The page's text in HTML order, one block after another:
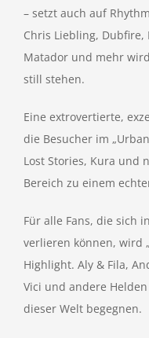
– setzt auch auf
Chris Liebling, Dubfire,
Matador und mehr
still stehen.
Eine extrovertierte,
die Besucher im
Lost Stories, Kura und
Bereich zu einem
Für alle Fans, die sich
verlieren können, wird
Highlight. Aly & Fila,
Vici und andere
dieser Welt begegnen.